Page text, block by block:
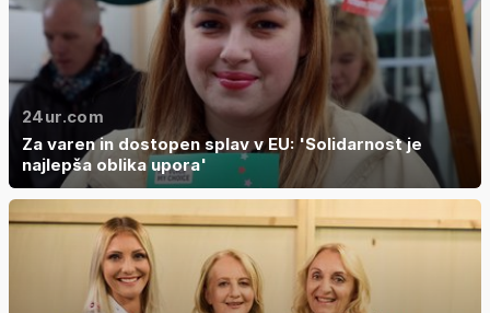
24ur.com
Za varen in dostopen splav v EU: 'Solidarnost je
najlepša oblika upora'